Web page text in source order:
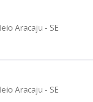
Aracaju - SE
Aracaju - SE